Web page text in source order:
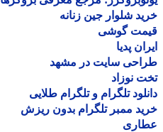
شلوار جین زنانه
گوشی
پدیا
سایت در مشهد
نوزاد
تلگرام و تلگرام طلایی
ممبر تلگرام بدون ریزش